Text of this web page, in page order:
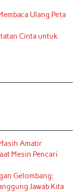
Ulang Peta
Cinta untuk
Amatir
Mesin Pencari
Gelombang:
Jawab Kita